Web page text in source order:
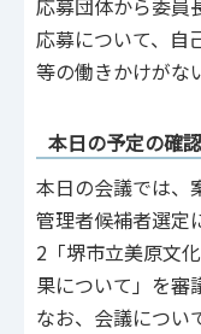
応募について、自
等の働きかけがな
本日の予定の確認
本日の会議では、
管理者候補者選定
2「堺市立美原文
果について」を審
なお、会議につい